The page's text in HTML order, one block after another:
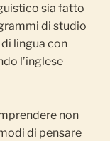
sia fatto
di studio
lingua con
l’inglese
non
di pensare